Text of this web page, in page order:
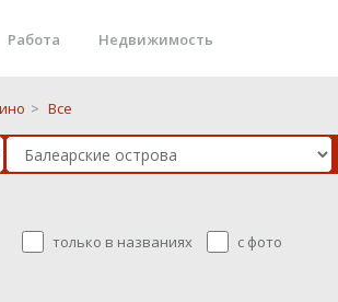
Работа Недвижимость
> Все
только в названиях с фото